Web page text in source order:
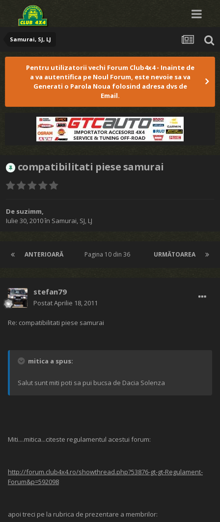
Samurai, SJ, LJ
Pentru utilizatorii vechi Forum Club4x4 - Inainte de
a va autentifica pe Noul Forum, este nevoie sa va
Generati o Parola Noua folosind adresa dvs de
Email.
compatibilitati piese samurai
De suzimm,
Iulie 30, 2010în Samurai, SJ, LJ
ANTERIOARĂ URMĂTOAREA
Pagina 10 din 36
stefan79
PostatAprilie 18, 2011
Re: compatibilitati piese samurai
mitica a spus:
Salut sunt miti poti sa pui bucsa de Dacia Solenza
Miti....mitica...citeste regulamentul acestui forum:
http://forum.club4x4.ro/showthread.php?53876-gt-gt-Regulament-
Forum&p=592098
apoi treci pe la rubrica de prezentare a membrilor: